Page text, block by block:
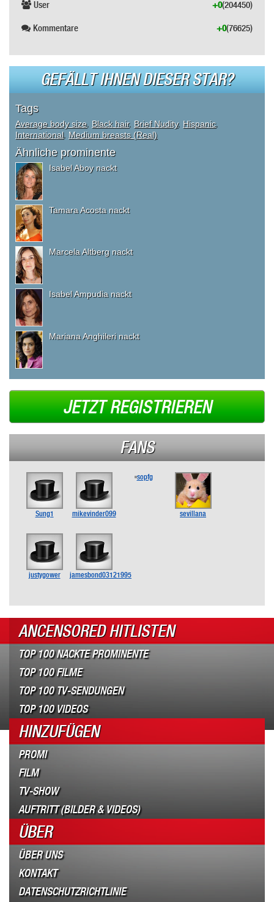
User (204450)
+0
Kommentare (76625)
+0
GEFÄLLT IHNEN DIESER STAR?
Tags
Average body size, Black hair, Brief Nudity, Hispanic,
International, Medium breasts (Real)
Ähnliche prominente
Isabel Aboy nackt
Tamara Acosta nackt
Marcela Altberg nackt
Isabel Ampudia nackt
Mariana Anghileri nackt
JETZT REGISTRIEREN
FANS
Sung1 mikevinder099
sopfg
sevillana
justygower jamesbond03121995
ANCENSORED HITLISTEN
TOP 100 NACKTE PROMINENTE
TOP 100 FILME
TOP 100 TV-SENDUNGEN
TOP 100 VIDEOS
HINZUFÜGEN
PROMI
FILM
TV-SHOW
AUFTRITT (BILDER & VIDEOS)
ÜBER
ÜBER UNS
KONTAKT
DATENSCHUTZRICHTLINIE